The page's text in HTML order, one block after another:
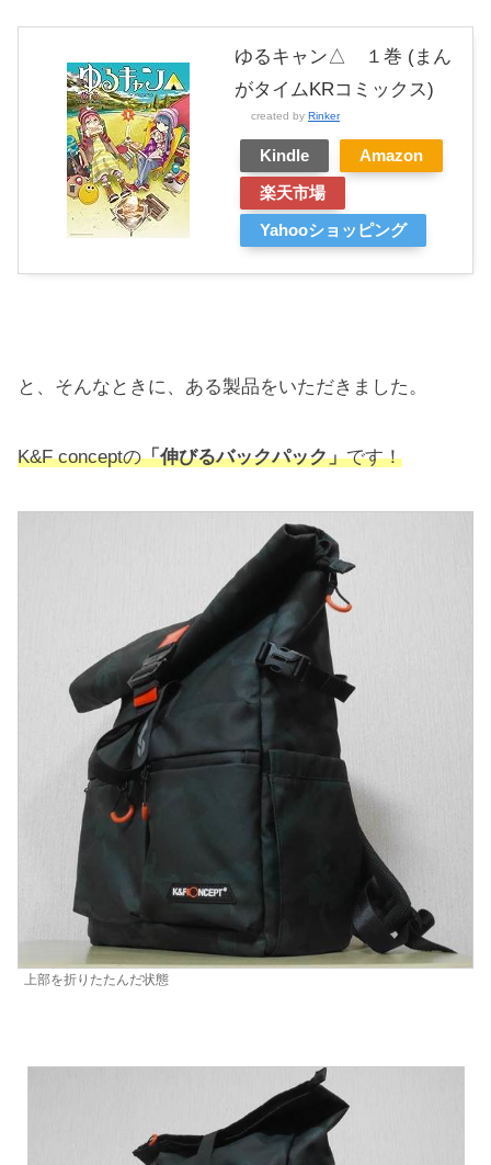
ゆるキャン△ １巻 (まん
がタイムKRコミックス)
created by Rinker
Kindle
Amazon
楽天市場
Yahooショッピング
と、そんなときに、ある製品をいただきました。
K&F conceptの「伸びるバックパック」です！
上部を折りたたんだ状態